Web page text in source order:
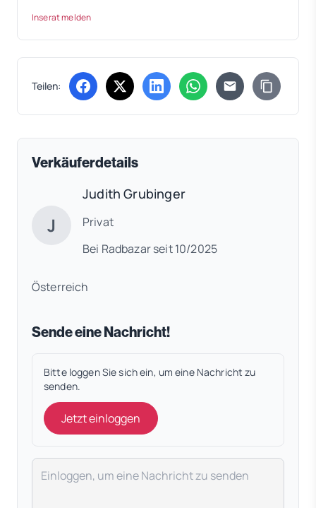
Inserat melden
Teilen: (öffnet in neuem Tab)
(öffnet in neuem Tab)
(öffnet in neuem Tab)
(öffnet in neuem Tab)
Verkäuferdetails
J
Judith Grubinger
Privat
Bei Radbazar seit 10/2025
Österreich
Sende eine Nachricht!
Bitte loggen Sie sich ein, um eine Nachricht zu
senden.
Jetzt einloggen
Deine Nachricht